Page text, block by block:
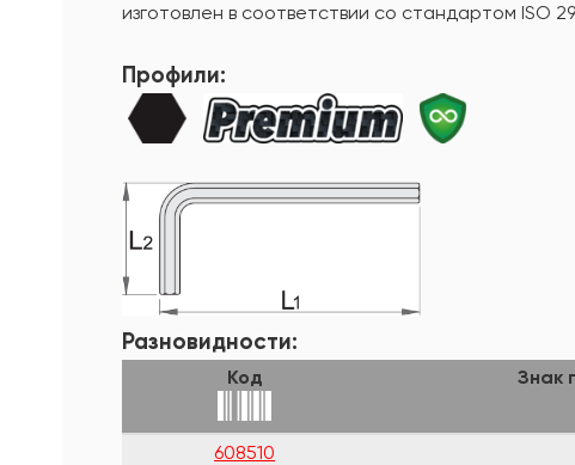
изготовлен в соответствии со стандартом ISO
Профили:
Разновидности:
Код Знак
608510